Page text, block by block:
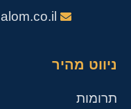
ניווט מהיר
תרומות